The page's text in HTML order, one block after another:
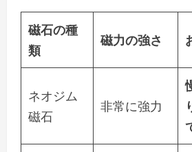
磁石の種
類
磁力の強さ
ネオジム
磁石
非常に強力